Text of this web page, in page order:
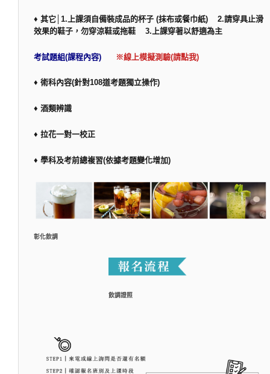
♦ 其它│1.上課須自備裝成品的杯子 (抹布或餐巾紙) 2.請穿具止滑
效果的鞋子，勿穿涼鞋或拖鞋 3.上課穿著以舒適為主
考試題組(課程內容) ※線上模擬測驗(請點我)
♦ 術科內容(針對108道考題獨立操作)
♦ 酒類辨識
♦ 拉花一對一校正
♦ 學科及考前總複習(依據考題變化增加)
彰化飲調
飲調證照